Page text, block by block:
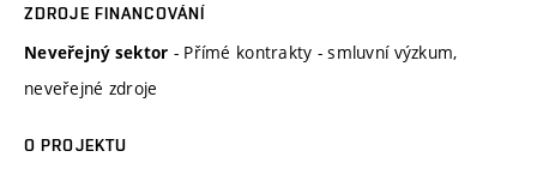
ZDROJE FINANCOVÁNÍ
Neveřejný sektor - Přímé kontrakty - smluvní výzkum,
neveřejné zdroje
O PROJEKTU